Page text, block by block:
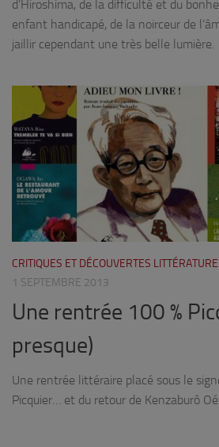
d’Hiroshima, de la difficulté et du
enfant handicapé, de la noirceur de
jaillir cependant une très belle lumière.
CRITIQUES ET DÉCOUVERTES LITTÉRATURE
1 SEPTEMBRE 2013
Une rentrée 100 %
presque)
Une rentrée littéraire placé sous le
Picquier… et du retour de Kenzaburô